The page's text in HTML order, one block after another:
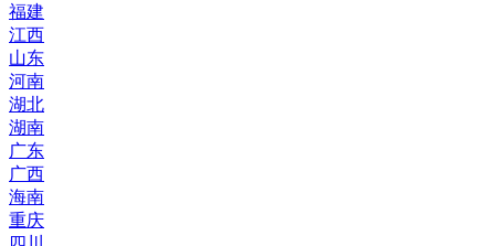
福建
江西
山东
河南
湖北
湖南
广东
广西
海南
重庆